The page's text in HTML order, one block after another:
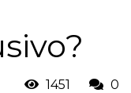
1451 0